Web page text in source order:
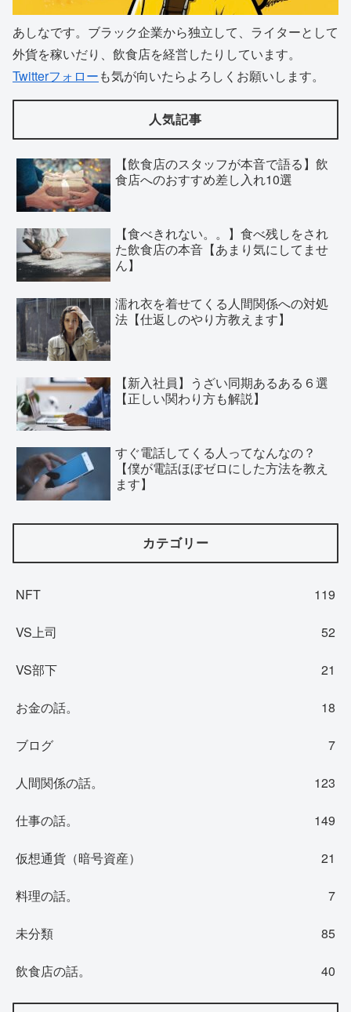
あしなです。ブラック企業から独立して、ライターとして
外貨を稼いだり、飲食店を経営したりしています。
Twitterフォローも気が向いたらよろしくお願いします。
人気記事
【飲食店のスタッフが本音で語る】飲
食店へのおすすめ差し入れ10選
【食べきれない。。】食べ残しをされ
た飲食店の本音【あまり気にしてませ
ん】
濡れ衣を着せてくる人間関係への対処
法【仕返しのやり方教えます】
【新入社員】うざい同期あるある６選
【正しい関わり方も解説】
すぐ電話してくる人ってなんなの？
【僕が電話ほぼゼロにした方法を教え
ます】
カテゴリー
NFT 119
VS上司 52
VS部下 21
お金の話。 18
ブログ 7
人間関係の話。 123
仕事の話。 149
仮想通貨（暗号資産） 21
料理の話。 7
未分類 85
飲食店の話。 40